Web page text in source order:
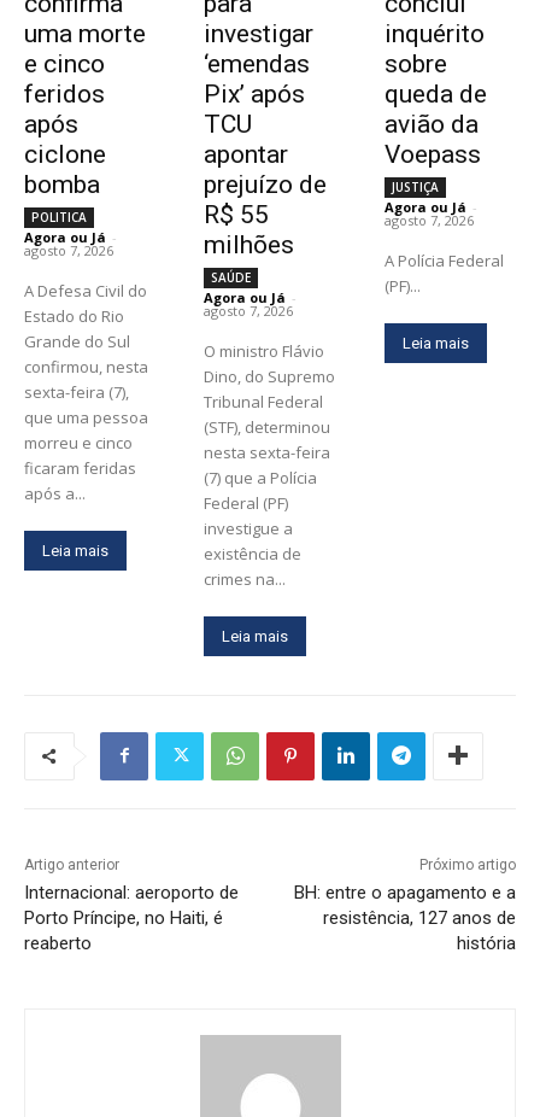
uma morte
e cinco
feridos
após
ciclone
bomba
POLITICA
Agora ou Já -
agosto 7, 2026
A Defesa Civil do
Estado do Rio
Grande do Sul
confirmou, nesta
sexta-feira (7),
que uma pessoa
morreu e cinco
ficaram feridas
após a...
Leia mais
investigar
‘emendas
Pix’ após
TCU
apontar
prejuízo de
R$ 55
milhões
SAÚDE
Agora ou Já -
agosto 7, 2026
O ministro Flávio
Dino, do Supremo
Tribunal Federal
(STF), determinou
nesta sexta-feira
(7) que a Polícia
Federal (PF)
investigue a
existência de
crimes na...
Leia mais
inquérito
sobre
queda de
avião da
Voepass
JUSTIÇA
Agora ou Já -
agosto 7, 2026
A Polícia Federal
(PF)...
Leia mais
Artigo anterior
Internacional: aeroporto de
Porto Príncipe, no Haiti, é
reaberto
Próximo artigo
BH: entre o apagamento e a
resistência, 127 anos de
história